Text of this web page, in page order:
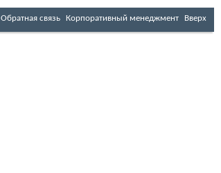
Обратная связь Корпоративный менеджмент Вверх